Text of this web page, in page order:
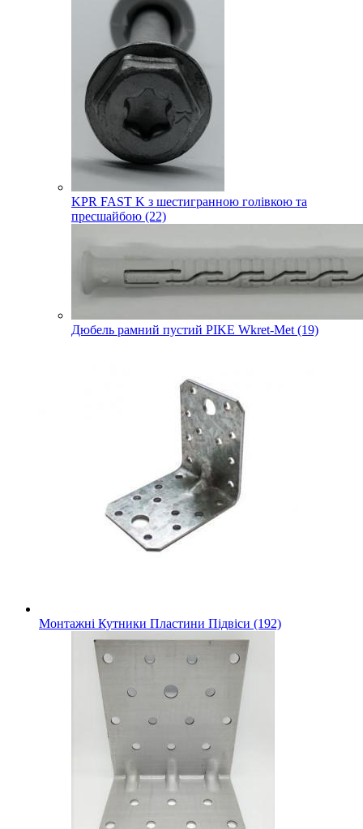
KPR FAST K з шестигранною голівкою та
пресшайбою (22)
Дюбель рамний пустий PIKE Wkret-Met (19)
Монтажні Кутники Пластини Підвіси (192)